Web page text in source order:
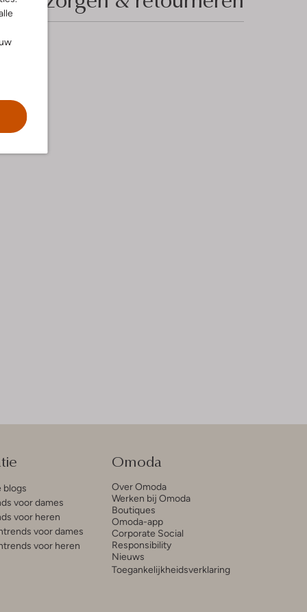
blogs
voor dames
voor heren
voor dames
voor heren
Omoda
Over Omoda
Werken bij Omoda
Boutiques
Omoda-app
Corporate Social
Responsibility
Nieuws
Toegankelijkheidsverklaring